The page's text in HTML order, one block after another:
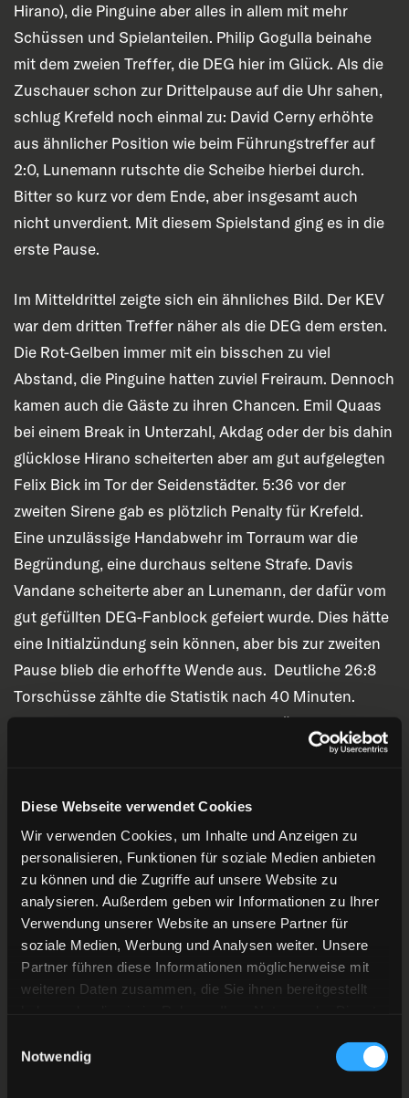
Diese Webseite verwendet Cookies
Wir verwenden Cookies, um Inhalte und Anzeigen zu
personalisieren, Funktionen für soziale Medien anbieten
zu können und die Zugriffe auf unsere Website zu
analysieren. Außerdem geben wir Informationen zu Ihrer
Verwendung unserer Website an unsere Partner für
soziale Medien, Werbung und Analysen weiter. Unsere
Partner führen diese Informationen möglicherweise mit
weiteren Daten zusammen, die Sie ihnen bereitgestellt
Notwendig
Hirano), die Pinguine aber alles in allem mit mehr
Schüssen und Spielanteilen. Philip Gogulla beinahe
mit dem zweien Treffer, die DEG hier im Glück. Als die
Zuschauer schon zur Drittelpause auf die Uhr sahen,
schlug Krefeld noch einmal zu: David Cerny erhöhte
aus ähnlicher Position wie beim Führungstreffer auf
2:0, Lunemann rutschte die Scheibe hierbei durch.
Bitter so kurz vor dem Ende, aber insgesamt auch
nicht unverdient. Mit diesem Spielstand ging es in die
erste Pause.
Im Mitteldrittel zeigte sich ein ähnliches Bild. Der KEV
war dem dritten Treffer näher als die DEG dem ersten.
Die Rot-Gelben immer mit ein bisschen zu viel
Abstand, die Pinguine hatten zuviel Freiraum. Dennoch
kamen auch die Gäste zu ihren Chancen. Emil Quaas
bei einem Break in Unterzahl, Akdag oder der bis dahin
glücklose Hirano scheiterten aber am gut aufgelegten
Felix Bick im Tor der Seidenstädter. 5:36 vor der
zweiten Sirene gab es plötzlich Penalty für Krefeld.
Eine unzulässige Handabwehr im Torraum war die
Begründung, eine durchaus seltene Strafe. Davis
Vandane scheiterte aber an Lunemann, der dafür vom
gut gefüllten DEG-Fanblock gefeiert wurde. Dies hätte
eine Initialzündung sein können, aber bis zur zweiten
Pause blieb die erhoffte Wende aus. Deutliche 26:8
Torschüsse zählte die Statistik nach 40 Minuten.
Positiv: Es stand nach wie vor nur 2:0 für die Pinguine.
Augenblicken im Schlussdrittel. Der auffällige Philip
und überwand damit den tapferen Düsseldorfer
Schlussmann. 3:0 bei 40:36, fast schon die
Entscheidung. Die Rot-Gelben mühten sich in den
folgenden Minuten redlich, mangelnde Kampfkraft
konnte man ihnen nicht bescheinigen. Aber Krefeld
wirkte agiler, wacher, gefährlicher. Zudem fehlte für die
offensiv ausgerichteten Gäste klassisch ausgekontert.